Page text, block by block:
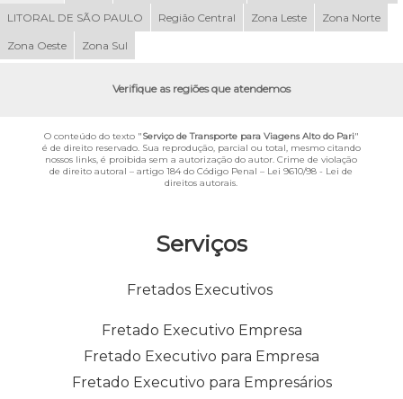
Serviços
Fretados Executivos
Fretado Executivo Empresa
Fretado Executivo para Empresa
Fretado Executivo para Empresários
LITORAL DE SÃO PAULO Região Central Zona Leste Zona Norte
Zona Oeste Zona Sul
Verifique as regiões que atendemos
O conteúdo do texto "Serviço de Transporte para Viagens Alto do Pari"
é de direito reservado. Sua reprodução, parcial ou total, mesmo citando
nossos links, é proibida sem a autorização do autor. Crime de violação
de direito autoral – artigo 184 do Código Penal – Lei 9610/98 - Lei de
direitos autorais.